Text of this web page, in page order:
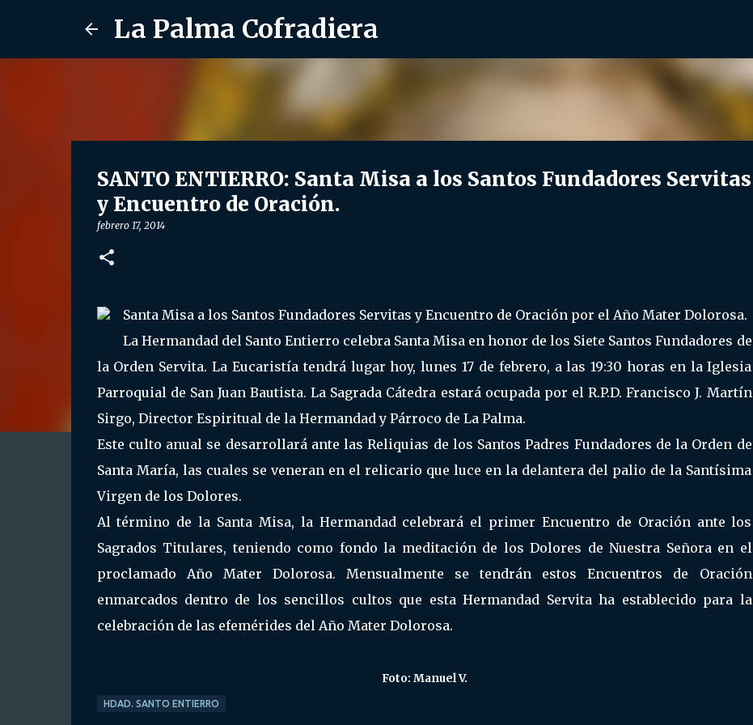
La Palma Cofradiera
SANTO ENTIERRO: Santa Misa a los Santos Fundadores Servitas
y Encuentro de Oración.
febrero 17, 2014
Santa Misa a los Santos Fundadores Servitas y Encuentro de Oración por el Año Mater Dolorosa.
La Hermandad del Santo Entierro celebra Santa Misa en honor de los Siete Santos Fundadores de
la Orden Servita. La Eucaristía tendrá lugar hoy, lunes 17 de febrero, a las 19:30 horas en la Iglesia
Parroquial de San Juan Bautista. La Sagrada Cátedra estará ocupada por el R.P.D. Francisco J. Martín
Sirgo, Director Espiritual de la Hermandad y Párroco de La Palma.
Este culto anual se desarrollará ante las Reliquias de los Santos Padres Fundadores de la Orden de
Santa María, las cuales se veneran en el relicario que luce en la delantera del palio de la Santísima
Virgen de los Dolores.
Al término de la Santa Misa, la Hermandad celebrará el primer Encuentro de Oración ante los
Sagrados Titulares, teniendo como fondo la meditación de los Dolores de Nuestra Señora en el
proclamado Año Mater Dolorosa. Mensualmente se tendrán estos Encuentros de Oración
enmarcados dentro de los sencillos cultos que esta Hermandad Servita ha establecido para la
celebración de las efemérides del Año Mater Dolorosa.
Foto: Manuel V.
HDAD. SANTO ENTIERRO